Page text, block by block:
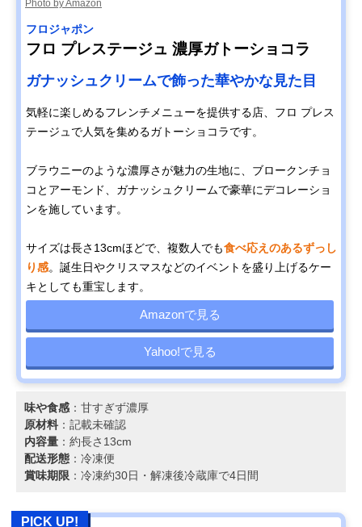
Photo by Amazon
フロジャポン
フロ プレステージュ 濃厚ガトーショコラ
ガナッシュクリームで飾った華やかな見た目
気軽に楽しめるフレンチメニューを提供する店、フロ プレス
テージュで人気を集めるガトーショコラです。
ブラウニーのような濃厚さが魅力の生地に、ブロークンチョ
コとアーモンド、ガナッシュクリームで豪華にデコレーショ
ンを施しています。
サイズは長さ13cmほどで、複数人でも食べ応えのあるずっし
り感。誕生日やクリスマスなどのイベントを盛り上げるケー
キとしても重宝します。
Amazonで見る
Yahoo!で見る
味や食感 ：甘すぎず濃厚
原材料 ：記載未確認
内容量 ：約長さ13cm
配送形態 ：冷凍便
賞味期限 ：冷凍約30日・解凍後冷蔵庫で4日間
PICK UP!